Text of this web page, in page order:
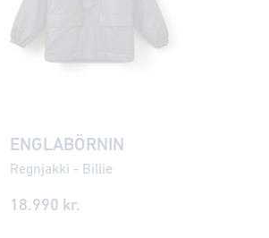
ENGLABÖRNIN
Regnjakki - Billie
18.990 kr.